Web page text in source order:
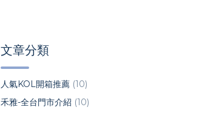
文章分類
人氣KOL開箱推薦 (10)
禾雅-全台門市介紹 (10)